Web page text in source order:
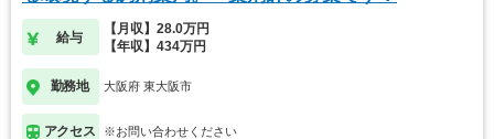
給与
【月収】28.0万円
【年収】434万円
勤務地 大阪府 東大阪市
アクセス ※お問い合わせください